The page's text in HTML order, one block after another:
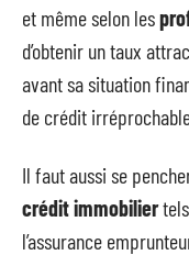
et même selon les
d’obtenir un taux
avant sa situation
de crédit
Il faut aussi se
crédit immobilier
l’assurance